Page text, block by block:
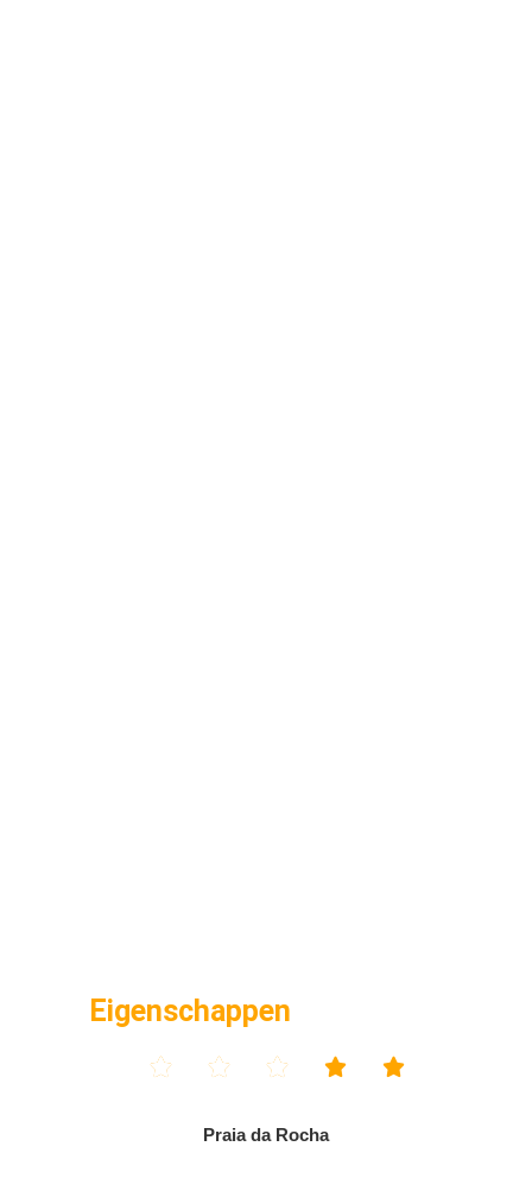
Eigenschappen
    
Praia da Rocha